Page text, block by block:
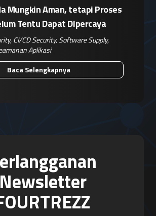
Mungkin Aman, tetapi Proses
Tentu Dapat Dipercaya
,CI/CD Security,Software Supply,
Aplikasi
Baca Selengkapnya
Newsletter